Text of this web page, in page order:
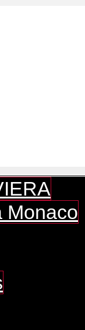
Monaco